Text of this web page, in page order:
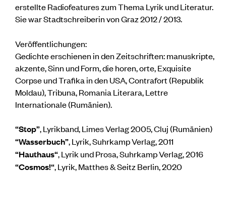
erstellte Radiofeatures zum Thema Lyrik und Literatur.
Sie war Stadtschreiberin von Graz 2012 / 2013.
Veröffentlichungen:
Gedichte erschienen in den Zeitschriften: manuskripte,
akzente, Sinn und Form, die horen, orte, Exquisite
Corpse und Trafika in den USA, Contrafort (Republik
Moldau), Tribuna, Romania Literara, Lettre
Internationale (Rumänien).
“Stop” , Lyrikband, Limes Verlag 2005, Cluj (Rumänien)
“Wasserbuch” , Lyrik, Suhrkamp Verlag, 2011
“Hauthaus“ , Lyrik und Prosa, Suhrkamp Verlag, 2016
“Cosmos!“ , Lyrik, Matthes & Seitz Berlin, 2020